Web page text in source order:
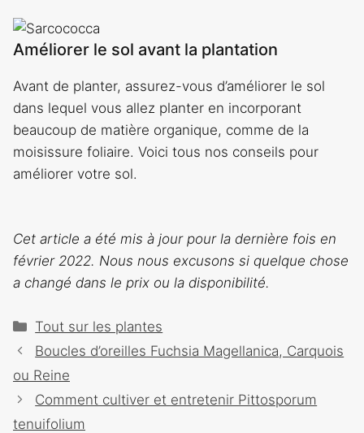
Améliorer le sol avant la plantation
Avant de planter, assurez-vous d’améliorer le sol
dans lequel vous allez planter en incorporant
beaucoup de matière organique, comme de la
moisissure foliaire. Voici tous nos conseils pour
améliorer votre sol.
Cet article a été mis à jour pour la dernière fois en
février 2022. Nous nous excusons si quelque chose
a changé dans le prix ou la disponibilité.
Catégories
Tout sur les plantes
Navigation
des
Boucles d’oreilles Fuchsia Magellanica, Carquois
ou Reine
Comment cultiver et entretenir Pittosporum
tenuifolium